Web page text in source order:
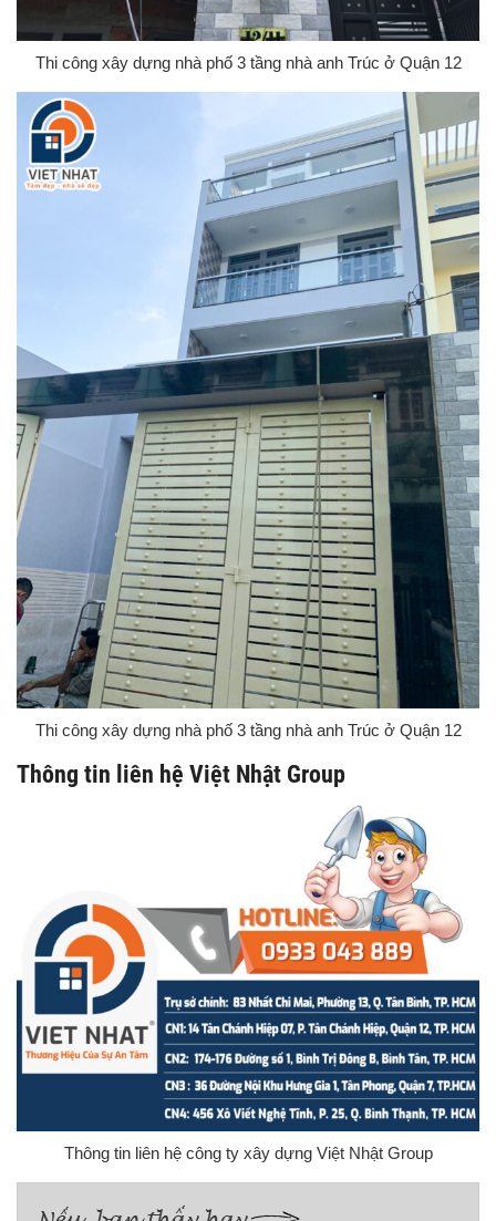
Thi công xây dựng nhà phố 3 tầng nhà anh Trúc ở Quận 12
Thi công xây dựng nhà phố 3 tầng nhà anh Trúc ở Quận 12
Thông tin liên hệ Việt Nhật Group
Thông tin liên hệ công ty xây dựng Việt Nhật Group